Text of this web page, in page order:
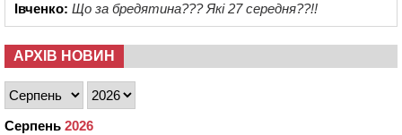
Івченко: Що за бредятина??? Які 27 середня??!!
АРХІВ НОВИН
Серпень 2026